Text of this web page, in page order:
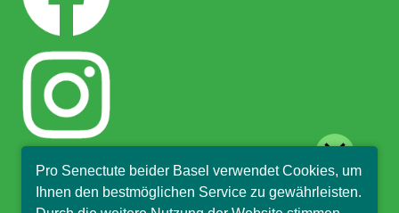
Pro Senectute beider Basel verwendet Cookies, um
Ihnen den bestmöglichen Service zu gewährleisten.
Hallo, ich bin Sophia und
beantworte gerne Ihre
close